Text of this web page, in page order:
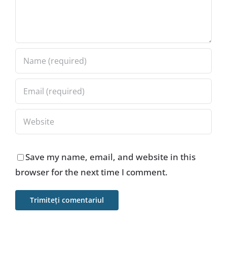
Save my name, email, and website in this
browser for the next time I comment.